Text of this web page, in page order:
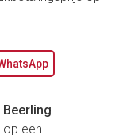
Beerling
op een